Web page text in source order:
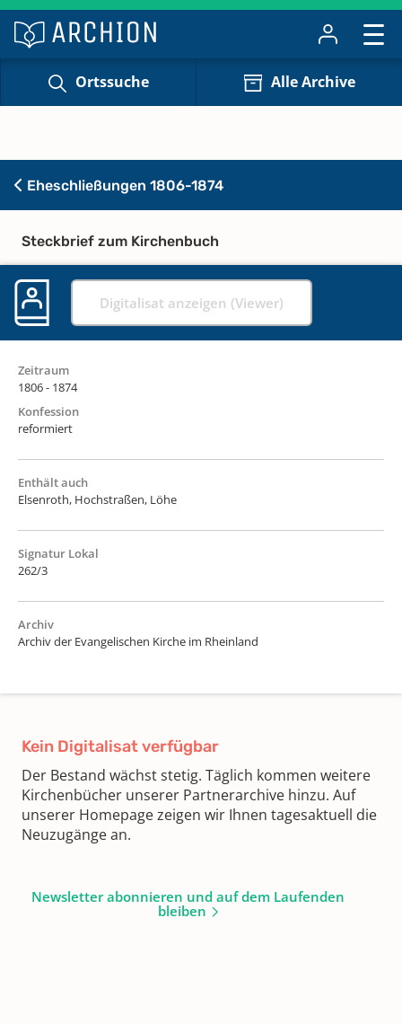
Ortssuche Alle Archive
Eheschließungen 1806-1874
Steckbrief zum Kirchenbuch
Digitalisat anzeigen (Viewer)
Zeitraum
1806 - 1874
Konfession
reformiert
Enthält auch
Elsenroth, Hochstraßen, Löhe
Signatur Lokal
262/3
Archiv
Archiv der Evangelischen Kirche im Rheinland
Kein Digitalisat verfügbar
Der Bestand wächst stetig. Täglich kommen weitere
Kirchenbücher unserer Partnerarchive hinzu. Auf
unserer Homepage zeigen wir Ihnen tagesaktuell die
Neuzugänge an.
Newsletter abonnieren und auf dem Laufenden
bleiben